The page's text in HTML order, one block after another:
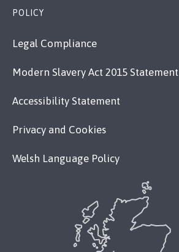
POLICY
Legal Compliance
Modern Slavery Act 2015 Statement
Accessibility Statement
Privacy and Cookies
Welsh Language Policy